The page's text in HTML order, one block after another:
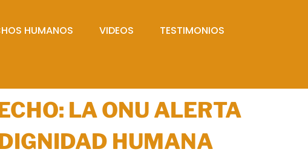
HUMANOS VIDEOS
TESTIMONIOS
LA ONU ALERTA
HUMANA